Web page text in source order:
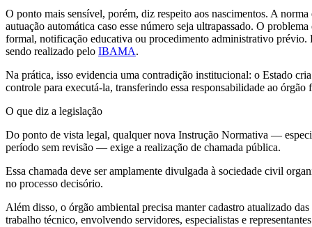
O ponto mais sensível, porém, diz respeito aos nascimentos. A
autuação automática caso esse número seja ultrapassado. O
formal, notificação educativa ou procedimento administrativo prévio.
sendo realizado pelo IBAMA.
Na prática, isso evidencia uma contradição institucional: o Estado
controle para executá-la, transferindo essa responsabilidade ao órgão
O que diz a legislação
Do ponto de vista legal, qualquer nova Instrução Normativa —
período sem revisão — exige a realização de chamada pública.
Essa chamada deve ser amplamente divulgada à sociedade civil
no processo decisório.
Além disso, o órgão ambiental precisa manter cadastro atualizado
trabalho técnico, envolvendo servidores, especialistas e